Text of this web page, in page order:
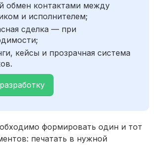
обмен контактами между
и исполнителем;
сделка — при
кейсы и прозрачная система
формировать один и тот
печатать в нужной